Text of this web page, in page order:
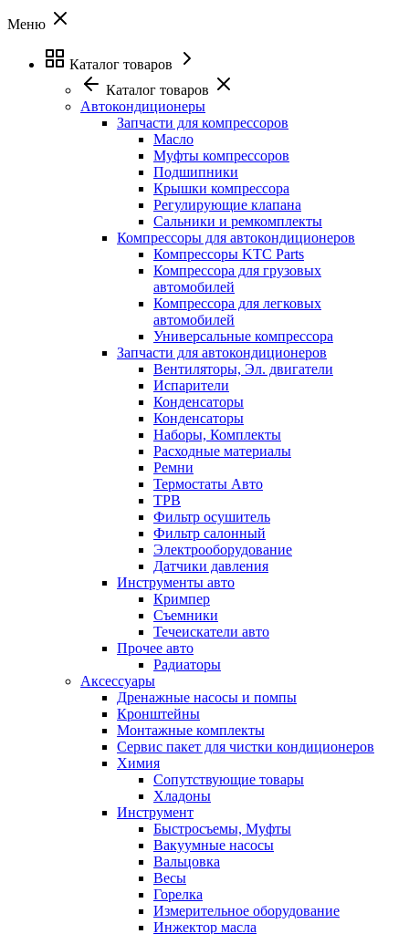
Меню
Каталог товаров
Каталог товаров
Автокондиционеры
Запчасти для компрессоров
Масло
Муфты компрессоров
Подшипники
Крышки компрессора
Регулирующие клапана
Сальники и ремкомплекты
Компрессоры для автокондиционеров
Компрессоры KTC Parts
Компрессора для грузовых
автомобилей
Компрессора для легковых
автомобилей
Универсальные компрессора
Запчасти для автокондиционеров
Вентиляторы, Эл. двигатели
Испарители
Конденсаторы
Конденсаторы
Наборы, Комплекты
Расходные материалы
Ремни
Термостаты Авто
ТРВ
Фильтр осушитель
Фильтр салонный
Электрооборудование
Датчики давления
Инструменты авто
Кримпер
Съемники
Течеискатели авто
Прочее авто
Радиаторы
Аксессуары
Дренажные насосы и помпы
Кронштейны
Монтажные комплекты
Сервис пакет для чистки кондиционеров
Химия
Сопутствующие товары
Хладоны
Инструмент
Быстросъемы, Муфты
Вакуумные насосы
Вальцовка
Весы
Горелка
Измерительное оборудование
Инжектор масла